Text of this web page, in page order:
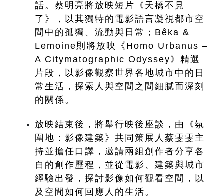
話。蔡明亮將放映短片《天橋不見
了》，以其獨特的電影語言凝視都市空
間中的孤獨、流動與日常；Bêka &
Lemoine則將放映《Homo Urbanus –
A Citymatographic Odyssey》精選
片段，以影像觀察世界各地城市中的日
常生活，探索人與空間之間細膩而深刻
的關係。
放映結束後，將舉行映後座談，由《氛
圍地：影像建築》共同策展人蔡雯雯主
持並擔任口譯，邀請兩組創作者分享各
自的創作歷程，並從電影、建築與城市
經驗出發，探討影像如何觀看空間，以
及空間如何回應人的生活。